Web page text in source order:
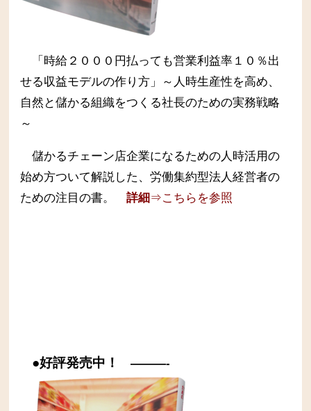
「時給２０００円払っても営業利益率１０％出
せる収益モデルの作り方」～人時生産性を高め、
自然と儲かる組織をつくる社長のための実務戦略
～
儲かるチェーン店企業になるための人時活用の
始め方ついて解説した、労働集約型法人経営者の
ための注目の書。
詳細⇒こちらを参照
●好評発売中！ ———-